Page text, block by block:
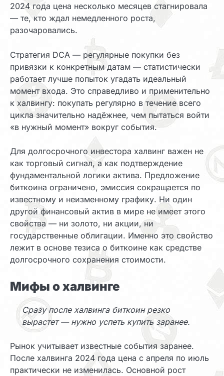
2024 года цена несколько месяцев стагнировала
— те, кто ждал немедленного роста,
разочаровались.
Стратегия DCA — регулярные покупки без
привязки к конкретным датам — статистически
работает лучше попыток угадать идеальный
момент входа. Это справедливо и применительно
к халвингу: покупать регулярно в течение всего
цикла значительно надёжнее, чем пытаться войти
«в нужный момент» вокруг события.
Для долгосрочного инвестора халвинг важен не
как торговый сигнал, а как подтверждение
фундаментальной логики актива. Предложение
биткоина ограничено, эмиссия сокращается по
известному и неизменному графику. Ни один
другой финансовый актив в мире не имеет этого
свойства — ни золото, ни акции, ни
государственные облигации. Именно это свойство
лежит в основе тезиса о биткоине как средстве
долгосрочного сохранения стоимости.
Мифы о халвинге
Сразу после халвинга биткоин резко
вырастет — нужно успеть купить заранее.
Рынок учитывает известные события заранее.
После халвинга 2024 года цена с апреля по июль
практически не изменилась. Основной рост